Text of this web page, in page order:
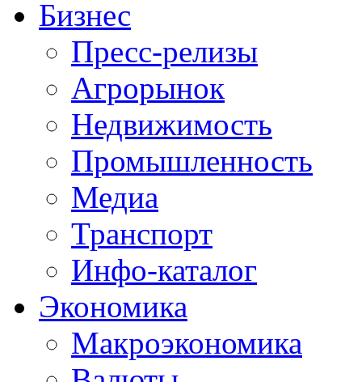
Бизнес
Пресс-релизы
Агрорынок
Недвижимость
Промышленность
Медиа
Транспорт
Инфо-каталог
Экономика
Макроэкономика